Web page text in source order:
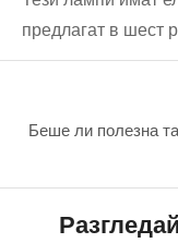
предлагат в шест
Беше ли полезна